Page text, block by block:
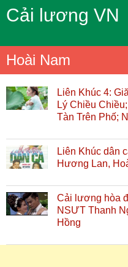
Cải lương VN
Hoài Nam
Liên Khúc 4:
Lý Chiều
Tàn Trên Phố;
Liên Khúc dân
Hương Lan,
Cải lương hòa
NSƯT Thanh
Hồng